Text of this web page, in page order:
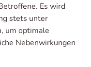
Es wird
stets unter
um optimale
Nebenwirkungen